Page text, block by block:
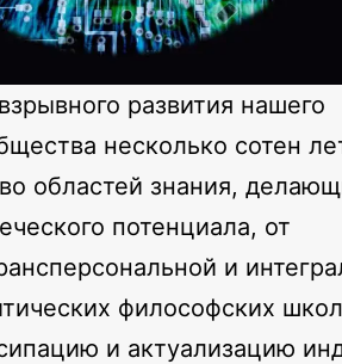
развития нашего
несколько сотен
областей знания,
потенциала, от
и
философских
и актуализацию